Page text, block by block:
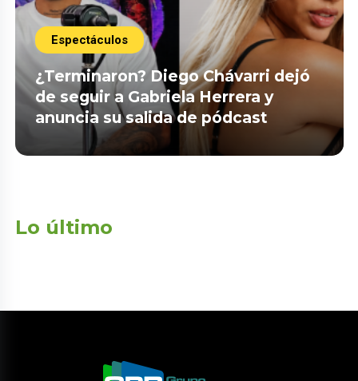
Espectáculos
¿Terminaron? Diego Chávarri dejó
de seguir a Gabriela Herrera y
anuncia su salida de pódcast
Lo último